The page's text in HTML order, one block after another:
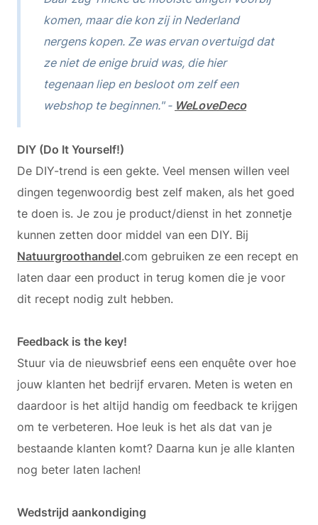
komen, maar die kon zij in Nederland
nergens kopen. Ze was ervan overtuigd dat
ze niet de enige bruid was, die hier
tegenaan liep en besloot om zelf een
webshop te beginnen." - WeLoveDeco
DIY (Do It Yourself!)
De DIY-trend is een gekte. Veel mensen willen veel
dingen tegenwoordig best zelf maken, als het goed
te doen is. Je zou je product/dienst in het zonnetje
kunnen zetten door middel van een DIY. Bij
Natuurgroothandel.com gebruiken ze een recept en
laten daar een product in terug komen die je voor
dit recept nodig zult hebben.
Feedback is the key!
Stuur via de nieuwsbrief eens een enquête over hoe
jouw klanten het bedrijf ervaren. Meten is weten en
daardoor is het altijd handig om feedback te krijgen
om te verbeteren. Hoe leuk is het als dat van je
bestaande klanten komt? Daarna kun je alle klanten
nog beter laten lachen!
Wedstrijd aankondiging